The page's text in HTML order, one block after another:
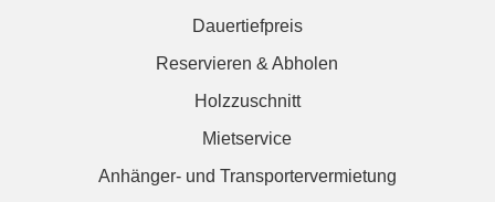
Dauertiefpreis
Reservieren & Abholen
Holzzuschnitt
Mietservice
Anhänger- und Transportervermietung